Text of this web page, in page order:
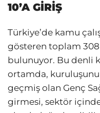
10’A GİRİŞ
Türkiye’de kamu
gösteren toplam 308
bulunuyor. Bu denli
ortamda,
geçmiş olan Genç
girmesi, sektör